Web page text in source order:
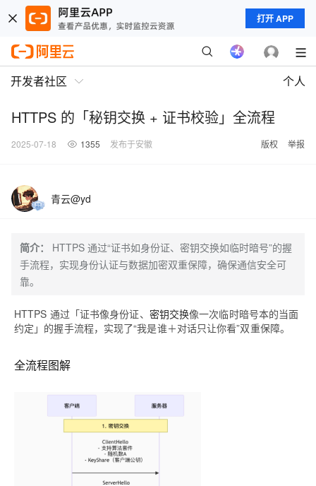
打开 APP
开发者社区 个人
HTTPS 的「秘钥交换 + 证书校验」全流程
2025-07-18 1355 发布于安徽 版权 举报
青云@yd
简介：
HTTPS 通过“证书如身份证、密钥交换如临时暗号”的握
手流程，实现身份认证与数据加密双重保障，确保通信安全可
靠。
HTTPS 通过「证书像身份证、 密钥交换像一次临时暗号本的当面
约定」的握手流程，实现了“我是谁＋对话只让你看”双重保障。
全流程图解